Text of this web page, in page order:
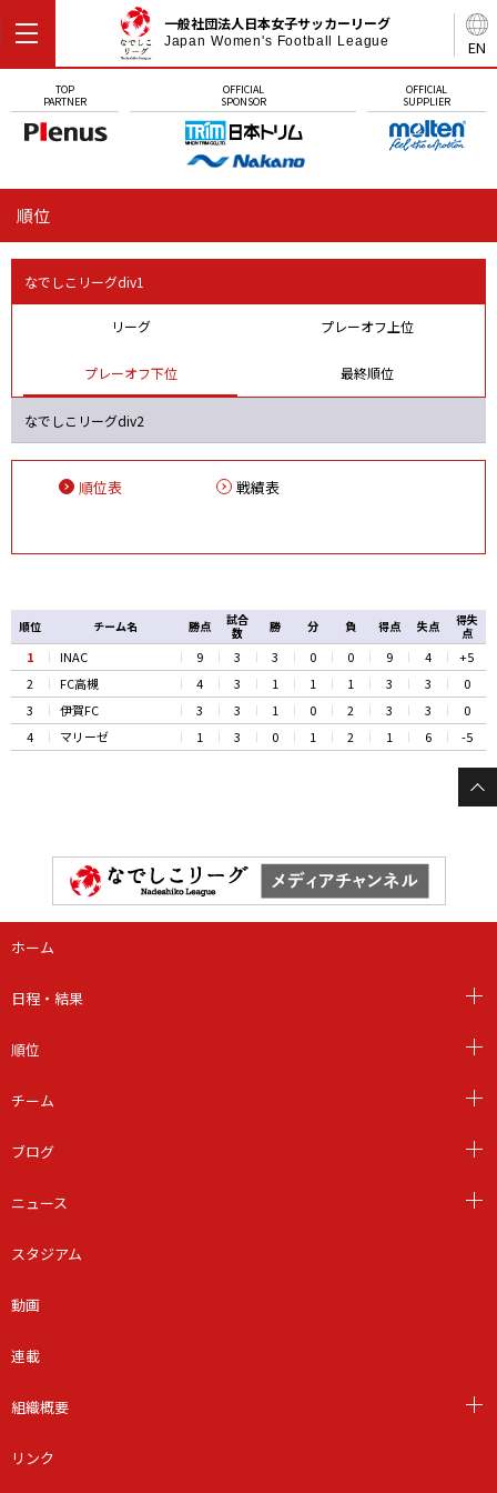
EN
一般社団法人日本女子サッカーリーグ
Japan Women's Football League
TOP
PARTNER
OFFICIAL
SPONSOR
OFFICIAL
SUPPLIER
順位
なでしこリーグdiv1
リーグ プレーオフ上位
プレーオフ下位 最終順位
なでしこリーグdiv2
順位表 戦績表
順位 チーム名 勝点
試合
数
勝 分 負 得点 失点
得失
点
1 INAC 9 3 3 0 0 9 4
+5
2
FC高槻 4 3 1 1 1 3 3
0
3
伊賀FC 3 3 1 0 2 3 3
0
4
マリーゼ 1 3 0 1 2 1 6 -5
ホーム
日程・結果
順位
チーム
ブログ
ニュース
スタジアム
動画
連載
組織概要
リンク